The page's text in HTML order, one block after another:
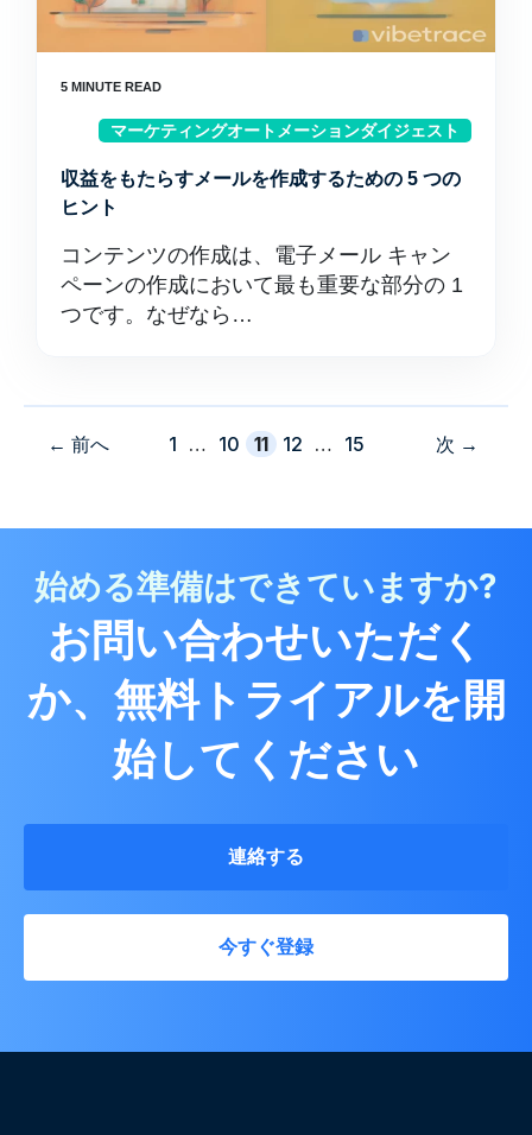
マーケティングオートメーションダイジェスト
収益をもたらすメールを作成するための 5 つの
ヒント
コンテンツの作成は、電子メール キャン
ペーンの作成において最も重要な部分の 1
つです。なぜなら…
← 前へ
ペ
1 … ペ
10
ペ
11
ペ
12 … ペ
15 次 →
始める準備はできていますか?
お問い合わせいただく
か、無料トライアルを開
始してください
連絡する
今すぐ登録